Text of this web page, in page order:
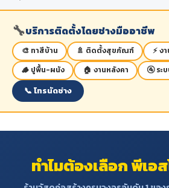
อ่อน หา
สีน้ำตา
- เนื้อไม้
แรงทนท
ส่วนที่รับ
- ทนแด
ข้อจำกัด
การสร้
🔧บริการติดตั้งโดยช่างมืออาชีพ
🎨 ทาสีบ้าน 🚿 ติดตั้งสุขภัณฑ์
⚡ ง
🪵 ปูพื้น-ผนัง
🏠 งานหลังคา 🚰 ระ
📞 โทรนัดช่าง
ทำไมต้องเลือก พีเอ